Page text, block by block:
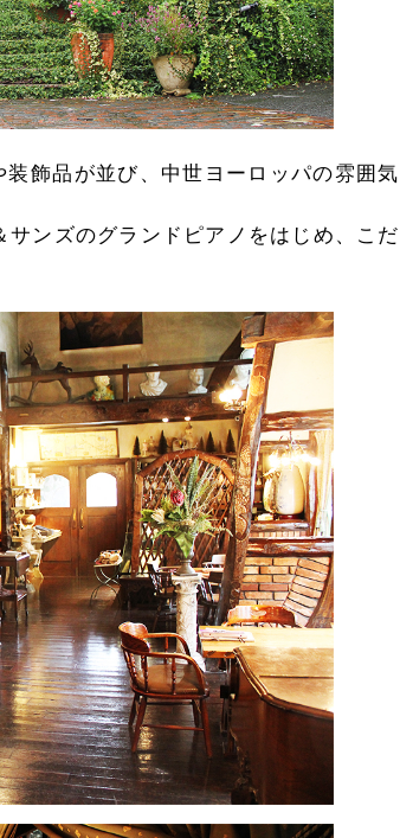
飾品が並び、中世ヨーロッパの雰囲気
ンズのグランドピアノをはじめ、こだ